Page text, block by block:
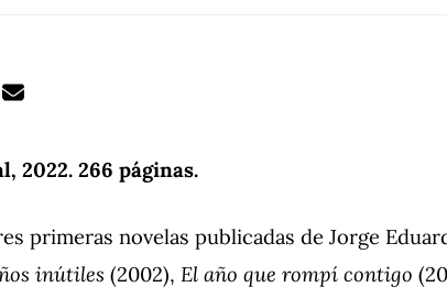
2022. 266 páginas.
primeras novelas publicadas de Jorge
inútiles (2002), El año que rompí contigo